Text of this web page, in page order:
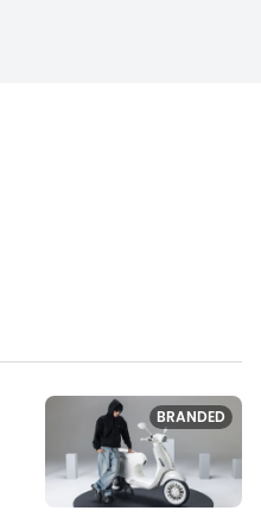
BRANDED